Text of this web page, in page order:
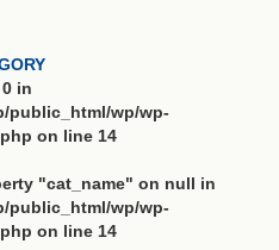
in
public_html/wp/wp-
on line 14
"cat_name" on null in
public_html/wp/wp-
on line 14